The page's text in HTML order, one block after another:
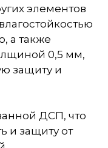
элементов
а также
0,5 мм,
защиту и
ДСП, что
и защиту от